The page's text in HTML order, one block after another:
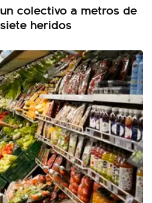
colectivo a metros de
heridos